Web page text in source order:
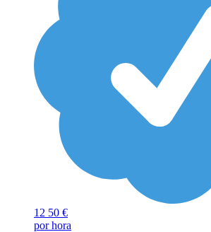
12 50 €
por hora